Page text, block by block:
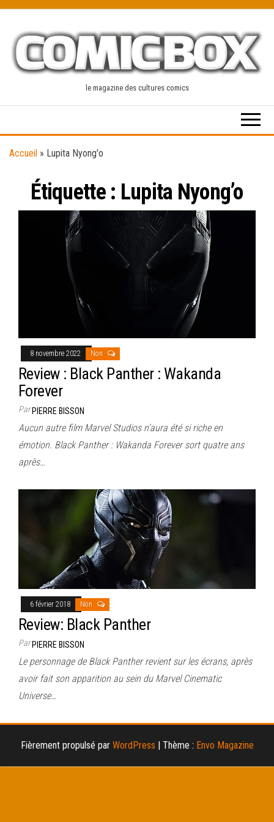
content
le magazine des cultures comics
Accueil » Lupita Nyong'o
Étiquette : Lupita Nyong’o
8 novembre 2022 Non
Review : Black Panther : Wakanda
Forever
ParPIERRE BISSON
Aucun autre film Marvel Studios n’aura été si riche en
émotion. Black Panther : Wakanda Forever sort quatre ans
après…
6 février 2018 Non
Review: Black Panther
ParPIERRE BISSON
Le personnage de Black Panther revient sur les écrans, après
avoir fait son apparition au sein du Marvel Cinematic
Universe…
Fièrement propulsé par WordPress Thème : Envo Magazine